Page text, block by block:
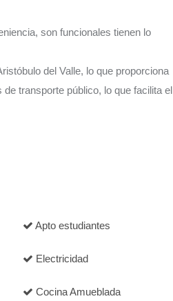
son funcionales tienen lo
del Valle, lo que proporciona
transporte público, lo que facilita el
Apto estudiantes
Electricidad
Cocina Amueblada